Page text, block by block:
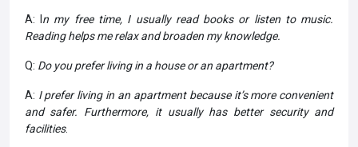
A: I n my free time, I usually read books or listen to music.
Reading helps me relax and broaden my knowledge.
Q: Do you prefer living in a house or an apartment?
A: I prefer living in an apartment because it’s more convenient
and safer. Furthermore, it usually has better security and
facilities.